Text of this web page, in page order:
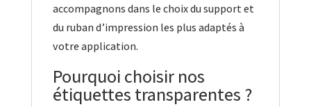
accompagnons dans le choix du support et
du ruban d’impression les plus adaptés à
votre application.
Pourquoi choisir nos
étiquettes transparentes ?